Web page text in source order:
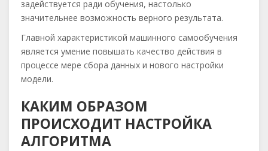
задействуется ради обучения, настолько
значительнее возможность верного результата.
Главной характеристикой машинного самообучения
является умение повышать качество действия в
процессе мере сбора данных и нового настройки
модели.
КАКИМ ОБРАЗОМ
ПРОИСХОДИТ НАСТРОЙКА
АЛГОРИТМА